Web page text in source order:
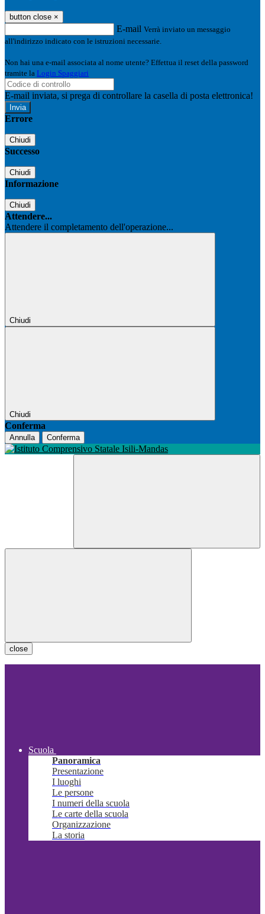
button close ×
E-mail Verrà inviato un messaggio
all'indirizzo indicato con le istruzioni necessarie.
Non hai una e-mail associata al nome utente? Effettua il reset della password
tramite la Login Spaggiari
E-mail inviata, si prega di controllare la casella di posta elettronica!
Errore
Chiudi
Successo
Chiudi
Informazione
Chiudi
Attendere...
Attendere il completamento dell'operazione...
Chiudi
Chiudi
Conferma
Annulla Conferma
close
Scuola
Panoramica
Presentazione
I luoghi
Le persone
I numeri della scuola
Le carte della scuola
Organizzazione
La storia